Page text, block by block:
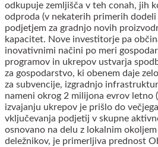
odkupuje zemljišča v teh conah, jih
odproda (v nekaterih primerih dodeli
podjetjem za gradnjo novih
kapacitet. Nove investitorje pa
inovativnimi načini po meri
programov in ukrepov ustvarja
za gospodarstvo, ki obenem daje
za subvencije, izgradnjo
nameni okrog 2 milijona evrov letno
izvajanju ukrepov je prišlo do
vključevanja podjetij v skupne
osnovano na delu z lokalnim
deležnikov, je primerljiva prednost